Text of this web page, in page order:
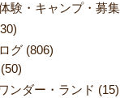
験・キャンプ・募集
グ(806)
(50)
ンダー・ランド (15)